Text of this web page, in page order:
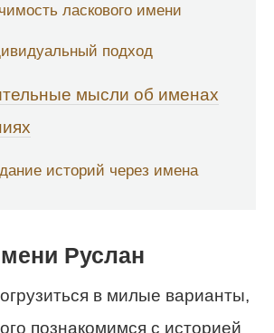
ласкового имени
подход
мысли об именах
историй через имена
Руслан
в милые варианты,
познакомимся с историей